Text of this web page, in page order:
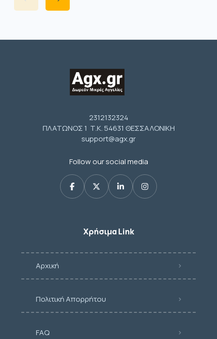
2312132324
ΠΛΑΤΩΝΟΣ 1 Τ.Κ. 54631 ΘΕΣΣΑΛΟΝΙΚΗ
support@agx.gr
Follow our social media
Χρήσιμα Link
Αρχική
Πολιτική Απορρήτου
FAQ